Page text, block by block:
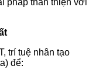
trí tuệ nhân tạo
để: